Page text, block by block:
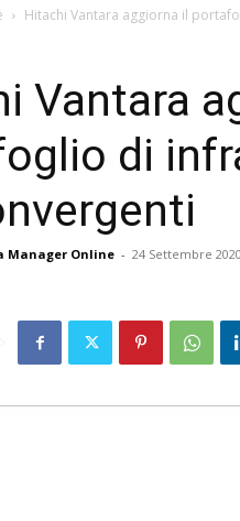
Hitachi Vantara aggiorna il
Vantara
di
Manager Online - 24 Settembre 2020